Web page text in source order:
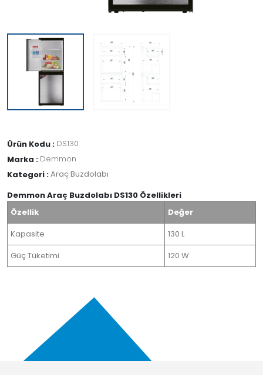
Ürün Kodu : DS130
Marka : Demmon
Kategori :Araç Buzdolabı
Demmon Araç Buzdolabı DS130 Özellikleri
Özellik
Değer
Kapasite
130 L
Güç Tüketimi
120 W